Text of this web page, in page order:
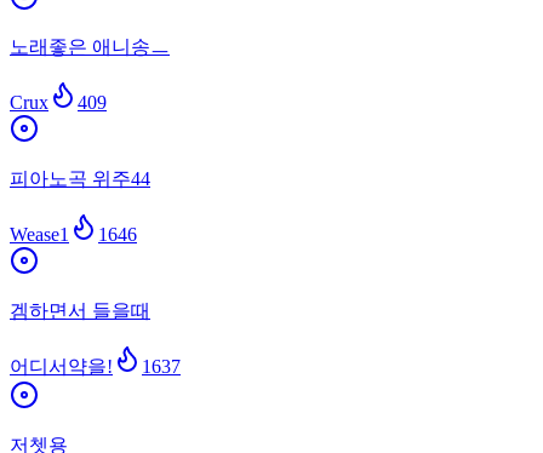
노래좋은 애니송ㅡ
Crux 409
피아노곡 위주44
Wease1 1646
겜하면서 들을때
어디서약을! 1637
저쳇용